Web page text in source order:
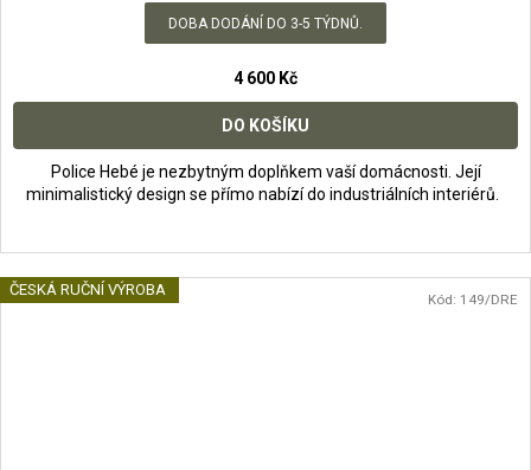
DOBA DODÁNÍ DO 3-5 TÝDNŮ.
4 600 Kč
DO KOŠÍKU
Police Hebé je nezbytným doplňkem vaší domácnosti. Její
minimalistický design se přímo nabízí do industriálních interiérů.
ČESKÁ RUČNÍ VÝROBA
Kód: 149/DRE